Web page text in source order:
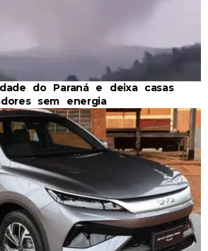
do Paraná e deixa casas
sem energia